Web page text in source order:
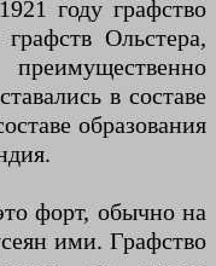
году графство
Ольстера,
в составе
образования
форт, обычно на
ими. Графство